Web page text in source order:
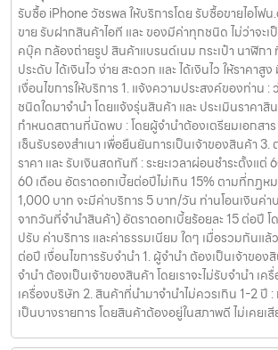
รับซื้อ iPhone วัชรพล ให้บริการโดย รับซื้อขายไอโฟ
ขาย รับฝากสินค้าไอที และ ของมีค่าทุกชนิด ไม่ว่าจะเ
คบุ๊ค กล้องถ่ายรูป สินค้าแบรนด์เนม กระเป๋า นาฬิกา
ประดับ ได้เงินไว ง่าย สะดวก และ ได้เงินไว ให้ราคา
เงื่อนไขการให้บริการ 1. แจ้งความประสงค์ของท่าน :
ชนิดใดมาจำนำ โดยแจ้งรุ่นสินค้า และ ประเมินราคาสิ
กำหนดสถานที่นัดพบ : โดยผู้จำนำต้องเตรียมเอกสาร
เซ็นรับรองสำเนา เพื่อยืนยันการเป็นเจ้าของสินค้า
ราคา และ รับเงินสดทันที : ระยะเวลาผ่อนชำระตั้งแต่
60 เดือน อัตราดอกเบี้ยต่อปีไม่เกิน 15% ตามที่กฏห
1,000 บาท จะมีค่าบริการ 5 บาท/วัน ท่านโอนเงินค่
จากวันที่จำนำสินค้า) อัตราดอกเบี้ยร้อยละ 15 ต่อปี โ
ปรับ ค่าบริการ และค่าธรรมเนียม ใดๆ เมื่อรวมกันแ
ต่อปี เงื่อนไขการรับจำนำ 1. ผู้จำนำ ต้องเป็นเจ้าของ
จำนำ ต้องเป็นเจ้าของสินค้า โดยเราจะไม่รับจำนำ เค
เครื่องบริษัท 2. สินค้าที่นำมาจำนำไม่ควรเกิน 1-2 ปี
เป็นบางรายการ โดยสินค้าต้องอยู่ในสภาพดี ไม่เคยเ